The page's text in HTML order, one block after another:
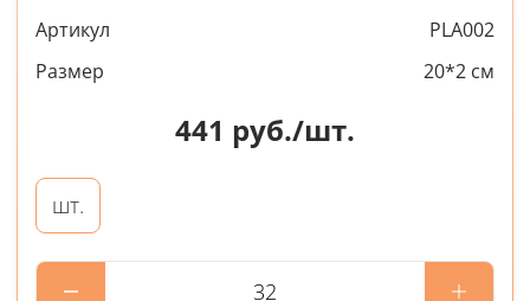
Артикул
PLA002
Размер
20*2 см
441 руб./шт.
шт.